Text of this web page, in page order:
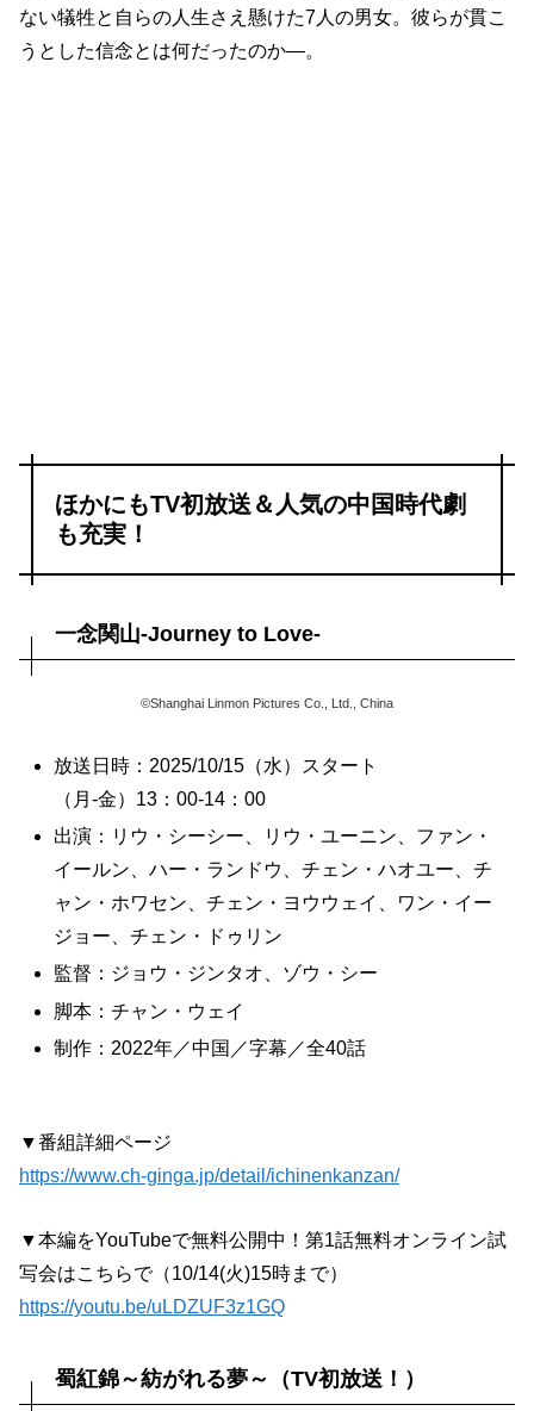
ない犠牲と自らの人生さえ懸けた7人の男女。彼らが貫こ
うとした信念とは何だったのか―。
ほかにもTV初放送＆人気の中国時代劇
も充実！
一念関山-Journey to Love-
©Shanghai Linmon Pictures Co., Ltd., China
放送日時：2025/10/15（水）スタート
（月-金）13：00-14：00
出演：リウ・シーシー、リウ・ユーニン、ファン・
イールン、ハー・ランドウ、チェン・ハオユー、チ
ャン・ホワセン、チェン・ヨウウェイ、ワン・イー
ジョー、チェン・ドゥリン
監督：ジョウ・ジンタオ、ゾウ・シー
脚本：チャン・ウェイ
制作：2022年／中国／字幕／全40話
▼番組詳細ページ
https://www.ch-ginga.jp/detail/ichinenkanzan/
▼本編をYouTubeで無料公開中！第1話無料オンライン試
写会はこちらで（10/14(火)15時まで）
https://youtu.be/uLDZUF3z1GQ
蜀紅錦～紡がれる夢～（TV初放送！）